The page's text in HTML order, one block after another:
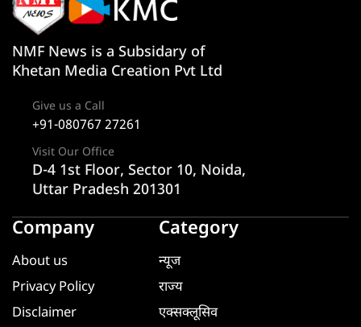
NMF News is a Subsidary of
Khetan Media Creation Pvt Ltd
Give us a Call
+91-080767 27261
Visit Our Office
D-4 1st Floor, Sector 10, Noida,
Uttar Pradesh 201301
Company
About us
Privacy Policy
Disclaimer
Category
न्यूज
राज्य
एक्सक्लूसिव